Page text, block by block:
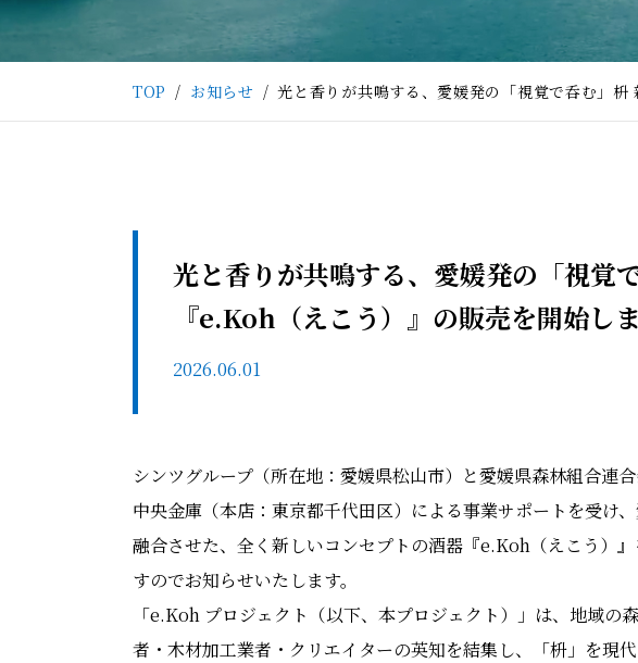
TOP お知らせ 光と香りが共鳴する、愛媛発の「視覚で呑む」
光と香りが共鳴する、愛媛発の「視覚
『e.Koh（えこう）』の販売を開始しま
2026.06.01
シンツグループ（所在地：愛媛県松山市）と愛媛県森林組合連
中央金庫（本店：東京都千代田区）による事業サポートを受け
融合させた、全く新しいコンセプトの酒器『e.Koh（えこう）
すのでお知らせいたします。
「e.Koh プロジェクト（以下、本プロジェクト）」は、地域の
者・木材加工業者・クリエイターの英知を結集し、「枡」を現